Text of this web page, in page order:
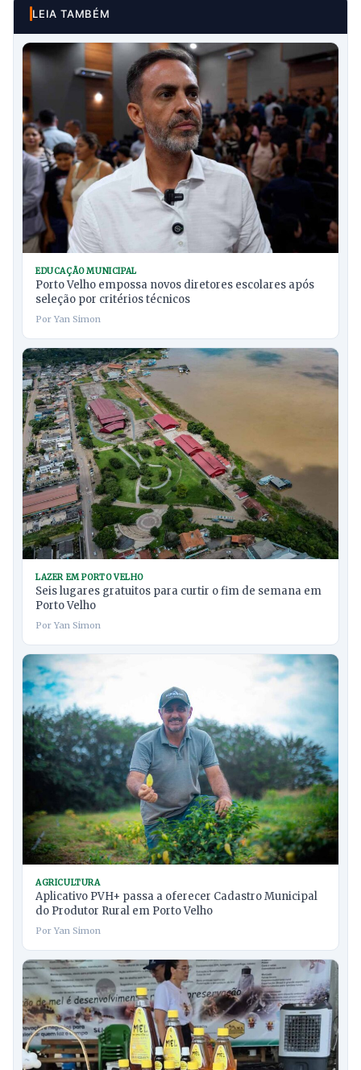
LEIA TAMBÉM
EDUCAÇÃO MUNICIPAL
Porto Velho empossa novos diretores escolares após
seleção por critérios técnicos
Por Yan Simon
LAZER EM PORTO VELHO
Seis lugares gratuitos para curtir o fim de semana em
Porto Velho
Por Yan Simon
AGRICULTURA
Aplicativo PVH+ passa a oferecer Cadastro Municipal
do Produtor Rural em Porto Velho
Por Yan Simon